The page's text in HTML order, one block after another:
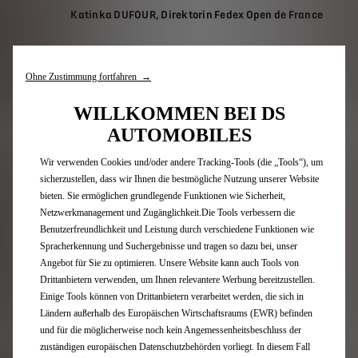
Katinka DUFOUR, Direktorin Fedex Open de France
DS AUTOMOBILES WIRD
AUTOMOBILPARTNER DES
FRANZÖSISCHEN GOLFVERBANDS
Mit der Partnerschaft bis 2027 schließt sich DS
Automobiles einer Sportart an, die kontinuierlich neue
Teilnehmer gewinnt. In den letzten zehn Jahren ist die
Zahl der Lizenzinhaber um 8,4 % gestiegen – mit 34.148
zusätzlichen Lizenzen und Rekordwerten 2023 (445.306
Lizenzinhaber) und 2024 (442.536 Lizenzinhaber).
Wie alle Partner der FGF unterstützt DS Automobiles die
jährliche nationale Golf-Entdeckungsaktion „Everyone
Golf“ – eine Initiative, die den Anspruch der FGF
Ohne Zustimmung fortfahren →
WILLKOMMEN BEI DS
AUTOMOBILES
Wir verwenden Cookies und/oder andere Tracking-Tools (die „Tools“), um
sicherzustellen, dass wir Ihnen die bestmögliche Nutzung unserer Website
bieten. Sie ermöglichen grundlegende Funktionen wie Sicherheit,
Netzwerkmanagement und Zugänglichkeit.Die Tools verbessern die
Benutzerfreundlichkeit und Leistung durch verschiedene Funktionen wie
Spracherkennung und Suchergebnisse und tragen so dazu bei, unser
Angebot für Sie zu optimieren. Unsere Website kann auch Tools von
Drittanbietern verwenden, um Ihnen relevantere Werbung bereitzustellen.
Einige Tools können von Drittanbietern verarbeitet werden, die sich in
Ländern außerhalb des Europäischen Wirtschaftsraums (EWR) befinden
und für die möglicherweise noch kein Angemessenheitsbeschluss der
zuständigen europäischen Datenschutzbehörden vorliegt. In diesem Fall